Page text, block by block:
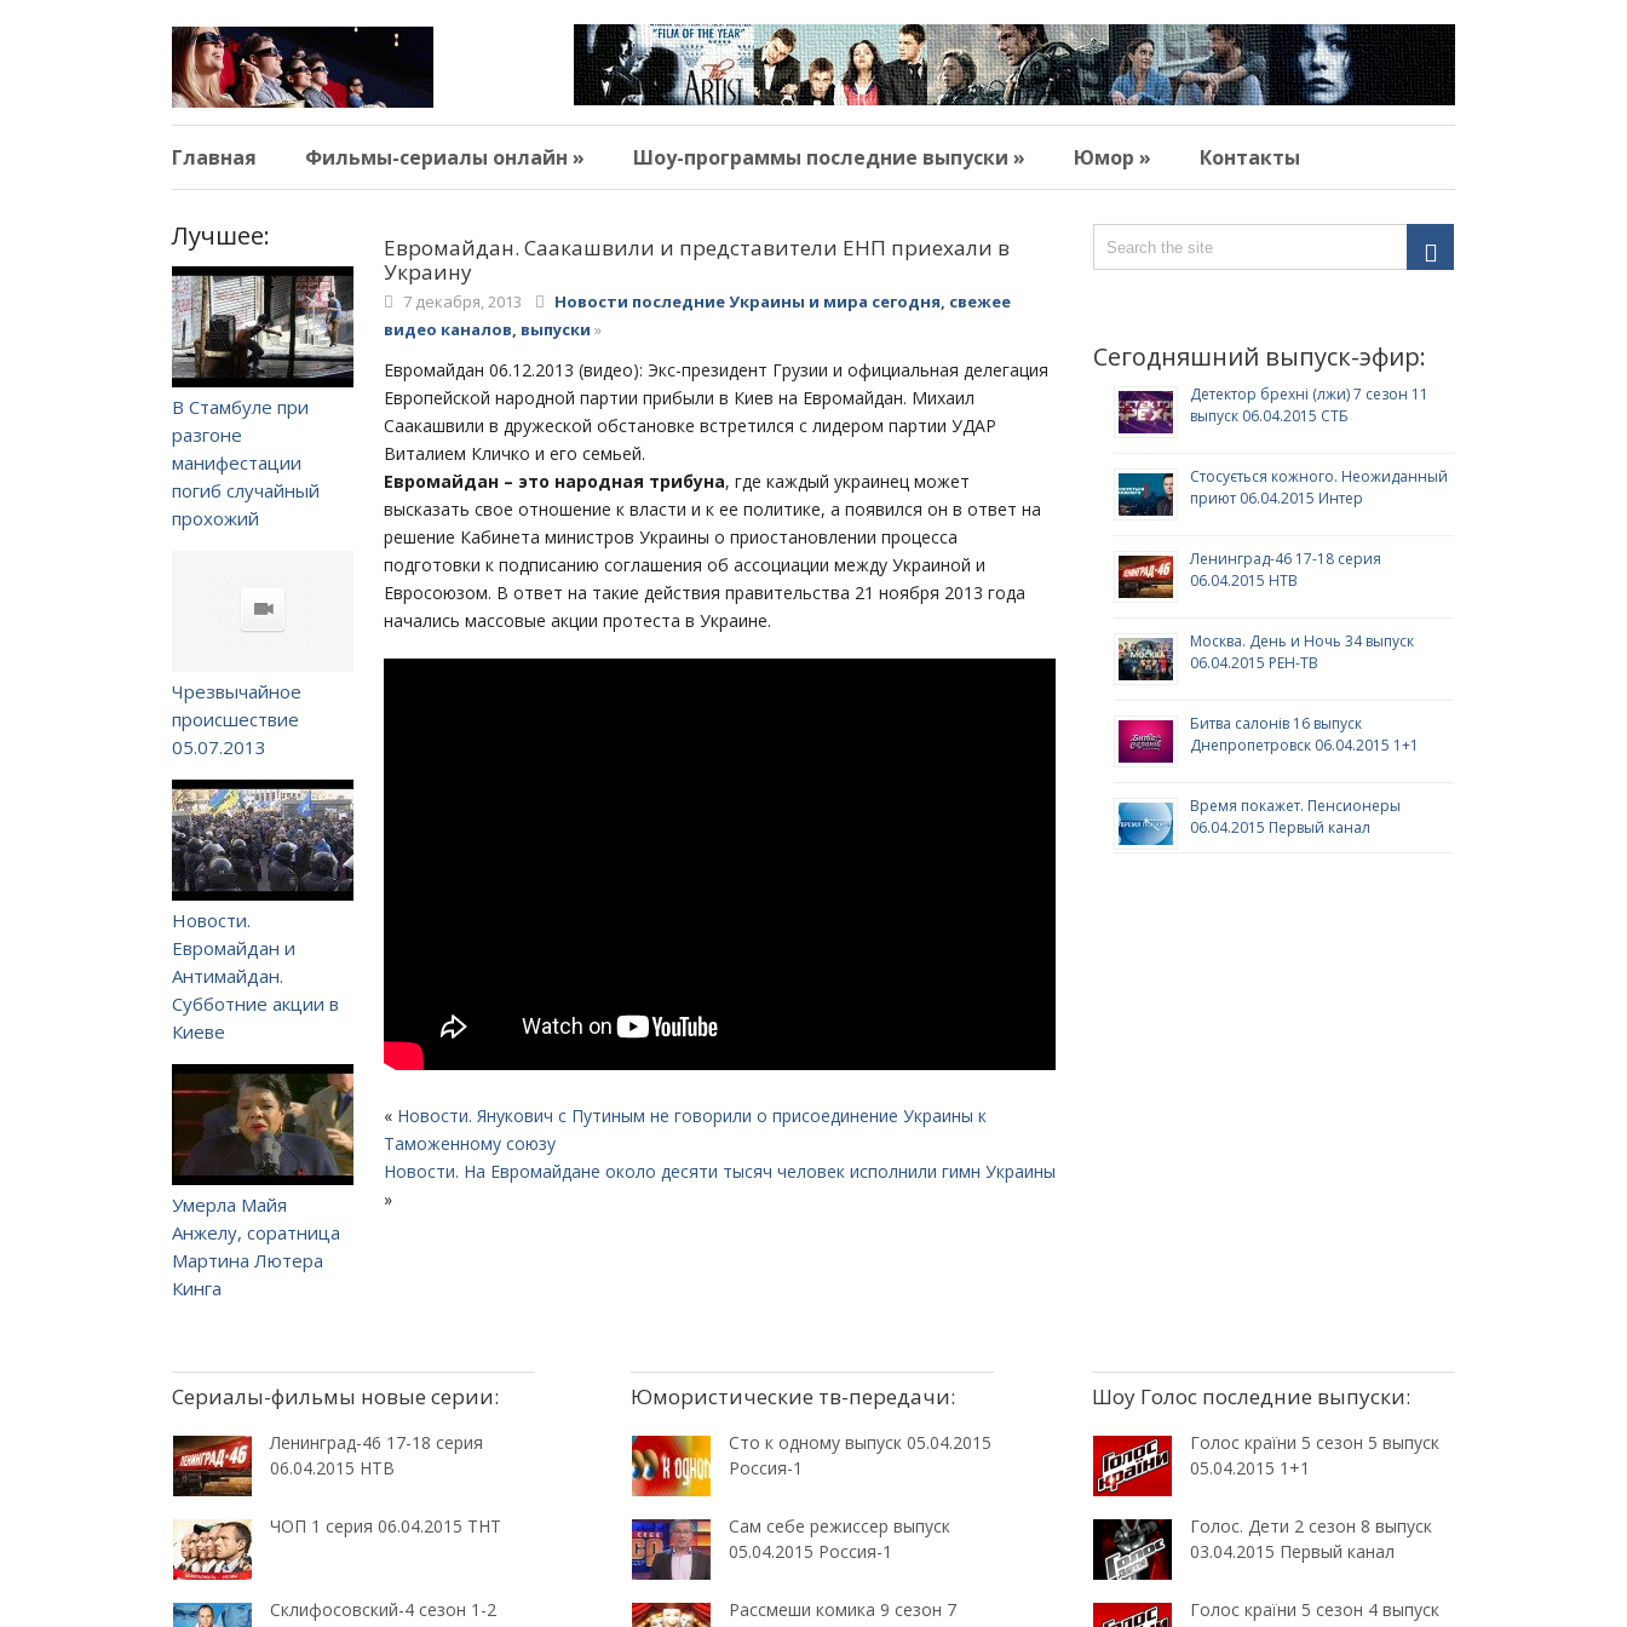
Главная Фильмы-сериалы онлайн » Шоу-программы последние выпуски » Юмор » Контакты
Евромайдан. Саакашвили и представители ЕНП приехали в
Украину
7 декабря, 2013
Новости последние Украины и мира сегодня, свежее
видео каналов, выпуски »
Евромайдан 06.12.2013 (видео): Экс-президент Грузии и официальная делегация
Европейской народной партии прибыли в Киев на Евромайдан. Михаил
Саакашвили в дружеской обстановке встретился с лидером партии УДАР
Виталием Кличко и его семьей.
Евромайдан – это народная трибуна, где каждый украинец может
высказать свое отношение к власти и к ее политике, а появился он в ответ на
решение Кабинета министров Украины о приостановлении процесса
подготовки к подписанию соглашения об ассоциации между Украиной и
Евросоюзом. В ответ на такие действия правительства 21 ноября 2013 года
начались массовые акции протеста в Украине.
« Новости. Янукович c Путиным не говорили о присоединение Украины к
Таможенному союзу
Новости. На Евромайдане около десяти тысяч человек исполнили гимн Украины
»
Лучшее:
В Стамбуле при
разгоне
манифестации
погиб случайный
прохожий
Чрезвычайное
происшествие
05.07.2013
Новости.
Евромайдан и
Антимайдан.
Субботние акции в
Киеве
Умерла Майя
Анжелу, соратница
Мартина Лютера
Кинга
Сегодняшний выпуск-эфир:
Детектор брехні (лжи) 7 сезон 11
выпуск 06.04.2015 СТБ
Стосується кожного. Неожиданный
приют 06.04.2015 Интер
Ленинград-46 17-18 серия
06.04.2015 НТВ
Москва. День и Ночь 34 выпуск
06.04.2015 РЕН-ТВ
Битва салонів 16 выпуск
Днепропетровск 06.04.2015 1+1
Время покажет. Пенсионеры
06.04.2015 Первый канал
Сериалы-фильмы новые серии:
Ленинград-46 17-18 серия
06.04.2015 НТВ
ЧОП 1 серия 06.04.2015 ТНТ
Склифосовский-4 сезон 1-2
Юмористические тв-передачи:
Сто к одному выпуск 05.04.2015
Россия-1
Сам себе режиссер выпуск
05.04.2015 Россия-1
Рассмеши комика 9 сезон 7
Шоу Голос последние выпуски:
Голос країни 5 сезон 5 выпуск
05.04.2015 1+1
Голос. Дети 2 сезон 8 выпуск
03.04.2015 Первый канал
Голос країни 5 сезон 4 выпуск